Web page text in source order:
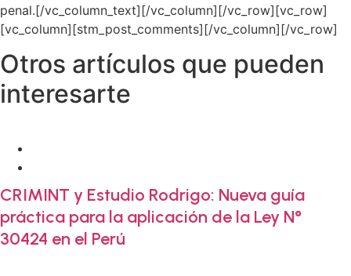
penal.[/vc_column_text][/vc_column][/vc_row][vc_row]
[vc_column][stm_post_comments][/vc_column][/vc_row]
Otros artículos que pueden
interesarte
CRIMINT y Estudio Rodrigo: Nueva guía
práctica para la aplicación de la Ley N°
30424 en el Perú